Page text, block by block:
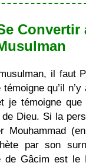
Convertir
il faut
qu’il n’y
je témoigne que
Dieu. Si la
Mouḥammad
par son
de Gâcim est le